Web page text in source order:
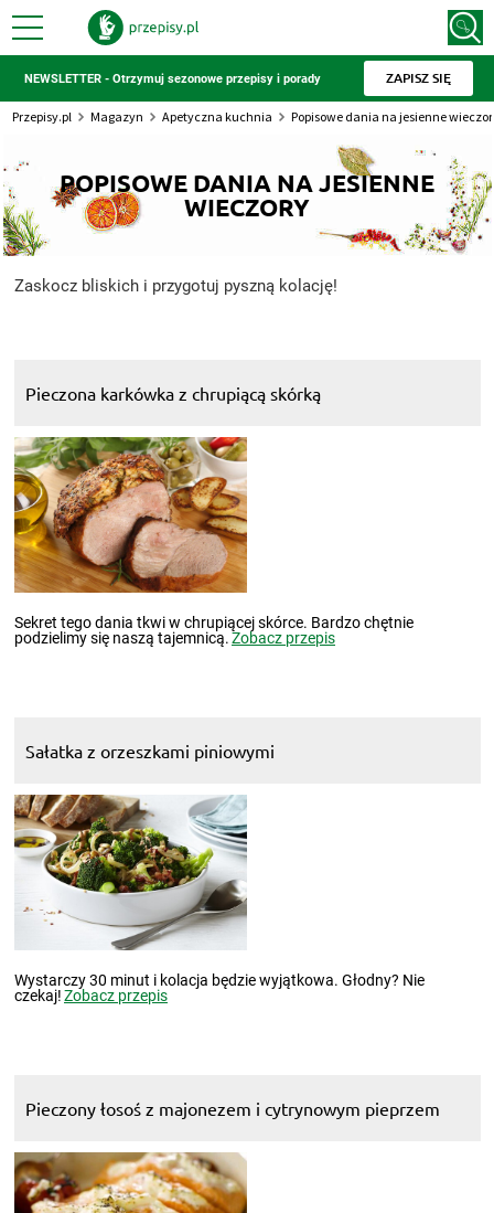
NEWSLETTER - Otrzymuj sezonowe przepisy i porady ZAPISZ SIĘ
Przepisy.pl Magazyn Apetyczna kuchnia Popisowe dania na jesienne
POPISOWE DANIA NA JESIENNE
WIECZORY
Zaskocz bliskich i przygotuj pyszną kolację!
Pieczona karkówka z chrupiącą skórką
Sekret tego dania tkwi w chrupiącej skórce. Bardzo chętnie
podzielimy się naszą tajemnicą.Zobacz przepis
Sałatka z orzeszkami piniowymi
Wystarczy 30 minut i kolacja będzie wyjątkowa. Głodny? Nie
czekaj!Zobacz przepis
Pieczony łosoś z majonezem i cytrynowym pieprzem